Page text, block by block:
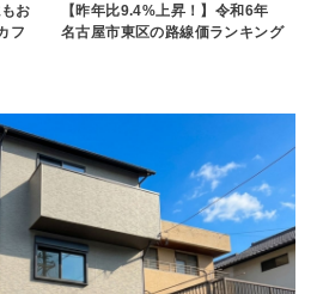
お
フ
【昨年比9.4%上昇！】令和6年
名古屋市東区の路線価ランキング